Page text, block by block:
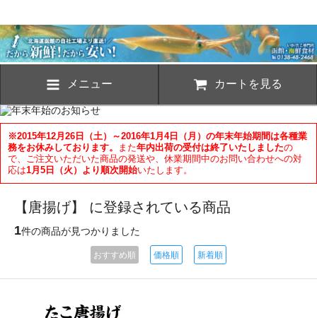
メニュー カートを見る
※2015年12月26日（土）～2016年1月4日（月）の年末年始期間は各種業
務をお休みしております。
また年内出荷の受付は終了いたしましたの
で、ご注文いただいた商品の発送や、休業期間中のお問い合わせへの対
応は1月5日（火）より順次開始いたします。
【唐揚げ】 に登録されている商品
1件の商品が見つかりました
おすすめ順 価格順 新着順